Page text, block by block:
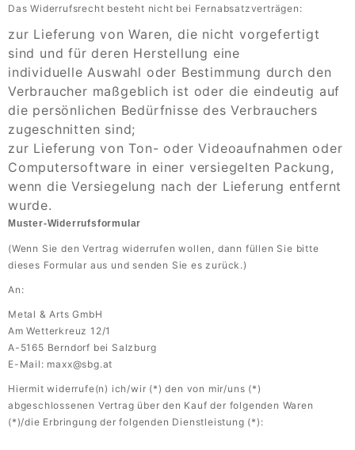
Das Widerrufsrecht besteht nicht bei Fernabsatzverträgen:
zur Lieferung von Waren, die nicht vorgefertigt
sind und für deren Herstellung eine
individuelle Auswahl oder Bestimmung durch den
Verbraucher maßgeblich ist oder die eindeutig auf
die persönlichen Bedürfnisse des Verbrauchers
zugeschnitten sind;
zur Lieferung von Ton- oder Videoaufnahmen oder
Computersoftware in einer versiegelten Packung,
wenn die Versiegelung nach der Lieferung entfernt
wurde.
Muster-Widerrufsformular
(Wenn Sie den Vertrag widerrufen wollen, dann füllen Sie bitte
dieses Formular aus und senden Sie es zurück.)
An:
Metal & Arts GmbH
Am Wetterkreuz 12/1
A-5165 Berndorf bei Salzburg
E-Mail: maxx@sbg.at
Hiermit widerrufe(n) ich/wir (*) den von mir/uns (*)
abgeschlossenen Vertrag über den Kauf der folgenden Waren
(*)/die Erbringung der folgenden Dienstleistung (*):